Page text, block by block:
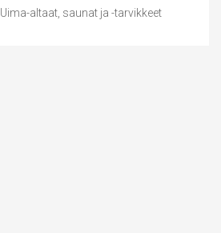
Uima-altaat, saunat ja -tarvikkeet